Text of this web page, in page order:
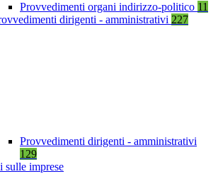
Provvedimenti organi indirizzo-politico 11
dirigenti - amministrativi 227
Provvedimenti dirigenti - amministrativi
129
sulle imprese